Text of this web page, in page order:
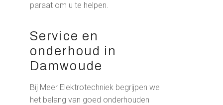
paraat om u te helpen.
Service en
onderhoud in
Damwoude
Bij Meer Elektrotechniek begrijpen we
het belang van goed onderhouden